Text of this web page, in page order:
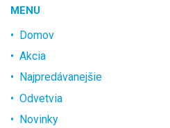
MENU
Domov
Akcia
Najpredávanejšie
Odvetvia
Novinky